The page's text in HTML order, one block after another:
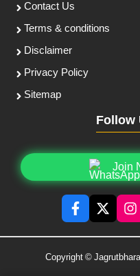
Contact Us
Terms & conditions
Disclaimer
Privacy Policy
Sitemap
Follow
Join
Copyright ©